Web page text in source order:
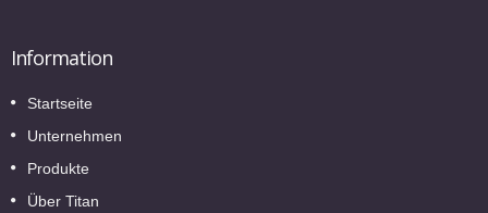
Information
Startseite
Unternehmen
Produkte
Über Titan